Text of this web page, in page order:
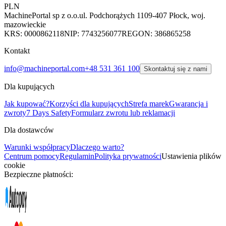
PLN
MachinePortal sp z o.o.ul. Podchorążych 1109-407 Płock, woj.
mazowieckie
KRS: 0000862118NIP: 7743256077REGON: 386865258
Kontakt
info@machineportal.com+48 531 361 100 Skontaktuj się z nami
Dla kupujących
Jak kupować?Korzyści dla kupującychStrefa marekGwarancja i
zwroty7 Days SafetyFormularz zwrotu lub reklamacji
Dla dostawców
Warunki współpracyDlaczego warto?
Centrum pomocyRegulaminPolityka prywatnościUstawienia plików
cookie
Bezpieczne płatności: